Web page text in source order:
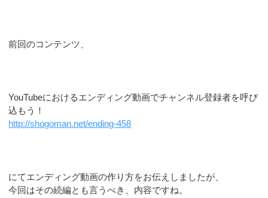
前回のコンテンツ、
YouTubeにおけるエンディング動画でチャンネル登録者を呼び
込もう！
http://shogoman.net/ending-458
にてエンディング動画の作り方をお伝えしましたが、
今回はその続編とも言うべき、内容ですね。